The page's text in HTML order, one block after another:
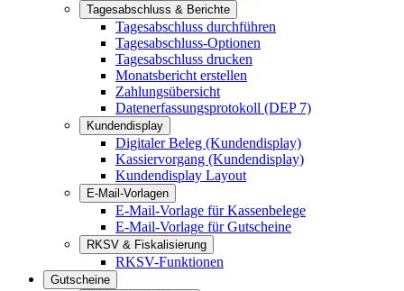
Tagesabschluss & Berichte
Tagesabschluss durchführen
Tagesabschluss-Optionen
Tagesabschluss drucken
Monatsbericht erstellen
Zahlungsübersicht
Datenerfassungsprotokoll (DEP 7)
Kundendisplay
Digitaler Beleg (Kundendisplay)
Kassiervorgang (Kundendisplay)
Kundendisplay Layout
E-Mail-Vorlagen
E-Mail-Vorlage für Kassenbelege
E-Mail-Vorlage für Gutscheine
RKSV & Fiskalisierung
RKSV-Funktionen
Gutscheine